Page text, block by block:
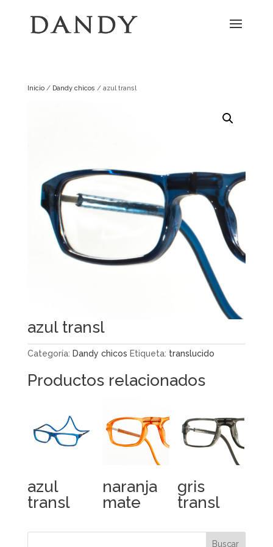
Inicio/ Dandy chicos / azul transl
azul transl
Categoría: Dandy chicos Etiqueta: translucido
Productos relacionados
azul
transl
naranja
mate
gris
transl